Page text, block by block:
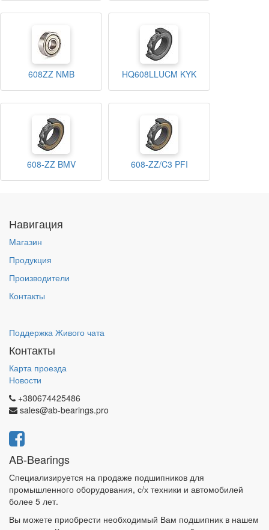
608ZZ NMB HQ608LLUCM KYK
608-ZZ BMV 608-ZZ/C3 PFI
Навигация
Магазин
Продукция
Производители
Контакты
Поддержка Живого чата
Контакты
Карта проезда
Новости
+380674425486
sales@ab-bearings.pro
AB-Bearings
Специализируется на продаже подшипников для
промышленного оборудования, с/х техники и автомобилей
более 5 лет.
Вы можете приобрести необходимый Вам подшипник в нашем